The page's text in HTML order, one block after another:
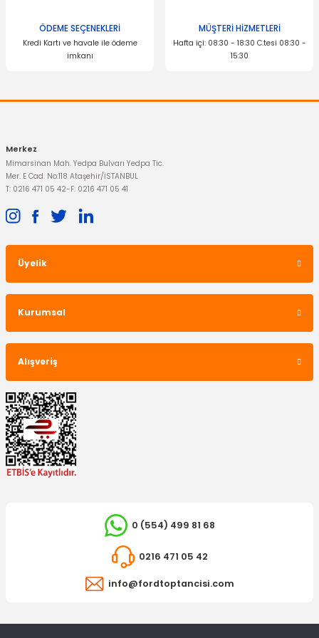
ÖDEME SEÇENEKLERİ
Kredi Kartı ve havale ile ödeme
imkanı
MÜŞTERİ HİZMETLERİ
Hafta içi: 08:30 - 18:30 C.tesi 08:30 -
15:30
Merkez
Mimarsinan Mah. Yedpa Bulvarı Yedpa Tic.
Mer. E Cad. No:118 Ataşehir/İSTANBUL
T: 0216 471 05 42-F: 0216 471 05 41
Üyelik
Kurumsal
Alışveriş
0 (554) 499 81 68
0216 471 05 42
info@fordtoptancisi.com